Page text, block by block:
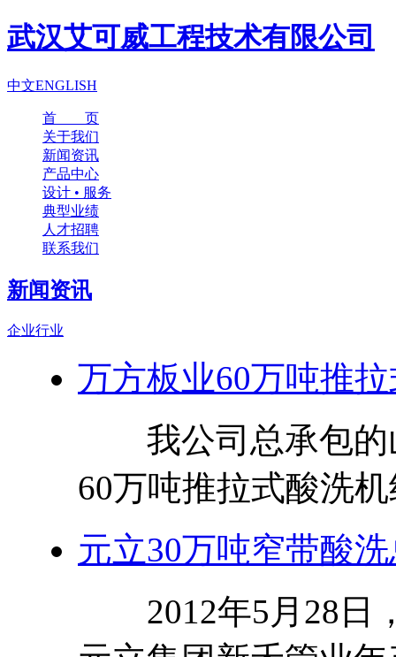
武汉艾可威工程技术有限公司
中文ENGLISH
首 页
关于我们
新闻资讯
产品中心
设计 • 服务
典型业绩
人才招聘
联系我们
新闻资讯
企业行业
万方板业60万吨推
我公司总承包的
60万吨推拉式酸洗
元立30万吨窄带酸
2012年5月28日